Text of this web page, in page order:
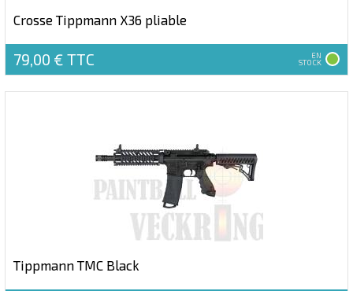
Crosse Tippmann X36 pliable
79,00 € TTC EN
STOCK
Tippmann TMC Black